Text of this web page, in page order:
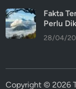
Fakta
Perlu
28/04/
Copyright © 2026